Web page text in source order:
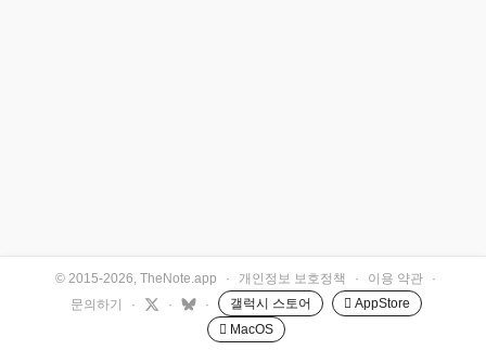
© 2015-2026, TheNote.app · 개인정보 보호정책 · 이용 약관
·
문의하기
· · · 갤럭시 스토어
 AppStore
 MacOS